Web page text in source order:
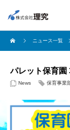
ニュース一覧
パレット保育園
News 保育事業